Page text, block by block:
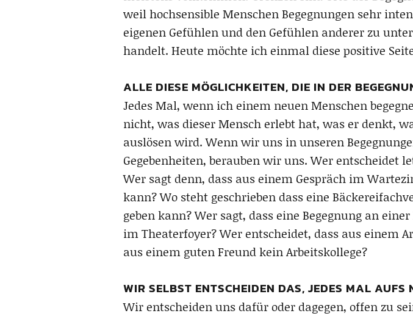
weil hochsensible Menschen Begegnungen sehr
eigenen Gefühlen und den Gefühlen anderer zu
handelt. Heute möchte ich einmal diese positive
ALLE DIESE MÖGLICHKEITEN, DIE IN DER
Jedes Mal, wenn ich einem neuen Menschen
nicht, was dieser Mensch erlebt hat, was er denkt,
auslösen wird. Wenn wir uns in unseren
Gegebenheiten, berauben wir uns. Wer entscheidet
Wer sagt denn, dass aus einem Gespräch im
kann? Wo steht geschrieben dass eine
geben kann? Wer sagt, dass eine Begegnung an
im Theaterfoyer? Wer entscheidet, dass aus einem
aus einem guten Freund kein Arbeitskollege?
WIR SELBST ENTSCHEIDEN DAS, JEDES MAL AUFS
Wir entscheiden uns dafür oder dagegen, offen zu